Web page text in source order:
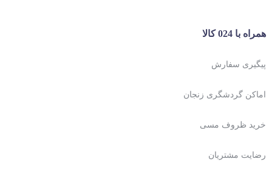
همراه با 024 کالا
پیگیری سفارش
اماکن گردشگری زنجان
خرید ظروف مسی
رضایت مشتریان